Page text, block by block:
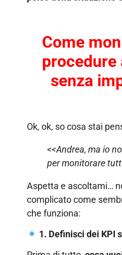
Come
procedure
senza
Ok, ok, so cosa stai
<<Andrea, ma io
per monitorare
Aspetta e ascoltami…
complicato come
che funziona:
1. Definisci dei KPI